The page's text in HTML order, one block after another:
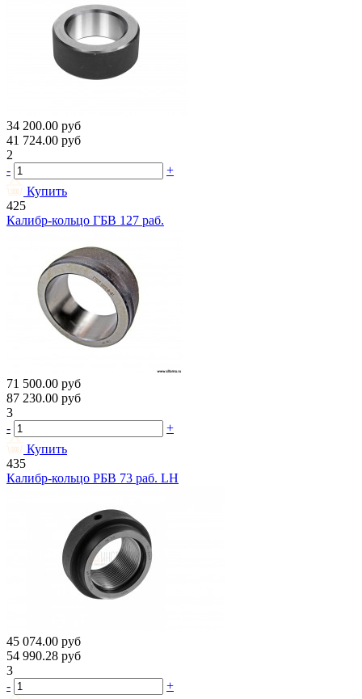
34 200.00 руб
41 724.00 руб
2
-
+
Купить
425
Калибр-кольцо ГБВ 127 раб.
71 500.00 руб
87 230.00 руб
3
-
+
Купить
435
Калибр-кольцо РБВ 73 раб. LH
45 074.00 руб
54 990.28 руб
3
-
+